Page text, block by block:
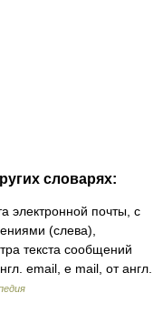
словарях:
электронной почты, с
(слева),
текста сообщений
email, e mail, от англ.